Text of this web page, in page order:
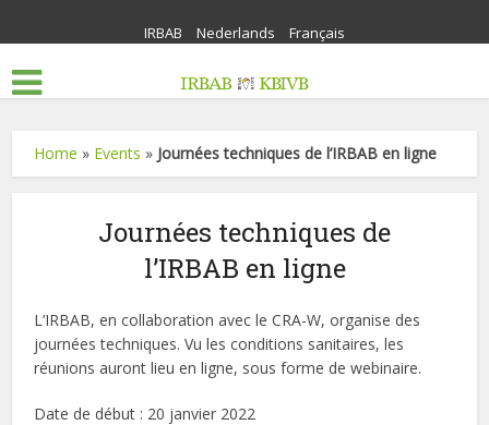
IRBAB Nederlands Français
Home » Events » Journées techniques de l’IRBAB en ligne
Journées techniques de
l’IRBAB en ligne
L’IRBAB, en collaboration avec le CRA-W, organise des
journées techniques. Vu les conditions sanitaires, les
réunions auront lieu en ligne, sous forme de webinaire.
Date de début : 20 janvier 2022